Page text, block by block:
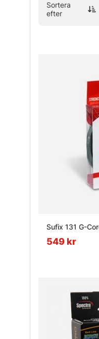
» Tillbaka till
Vad är en
Vad passar
Vad är
Sortera
efter
Sufix 131 G-
549 kr